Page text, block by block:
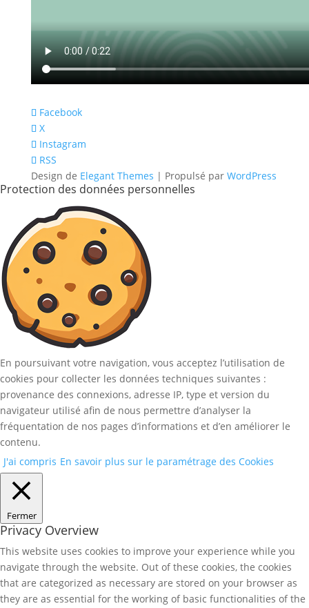
Facebook
X
Instagram
RSS
Design de Elegant Themes | Propulsé par WordPress
Protection des données personnelles
En poursuivant votre navigation, vous acceptez l’utilisation de
cookies pour collecter les données techniques suivantes :
provenance des connexions, adresse IP, type et version du
navigateur utilisé afin de nous permettre d’analyser la
fréquentation de nos pages d’informations et d’en améliorer le
contenu.
J'ai compris En savoir plus sur le paramétrage des Cookies
Fermer
Privacy Overview
This website uses cookies to improve your experience while you
navigate through the website. Out of these cookies, the cookies
that are categorized as necessary are stored on your browser as
they are as essential for the working of basic functionalities of the